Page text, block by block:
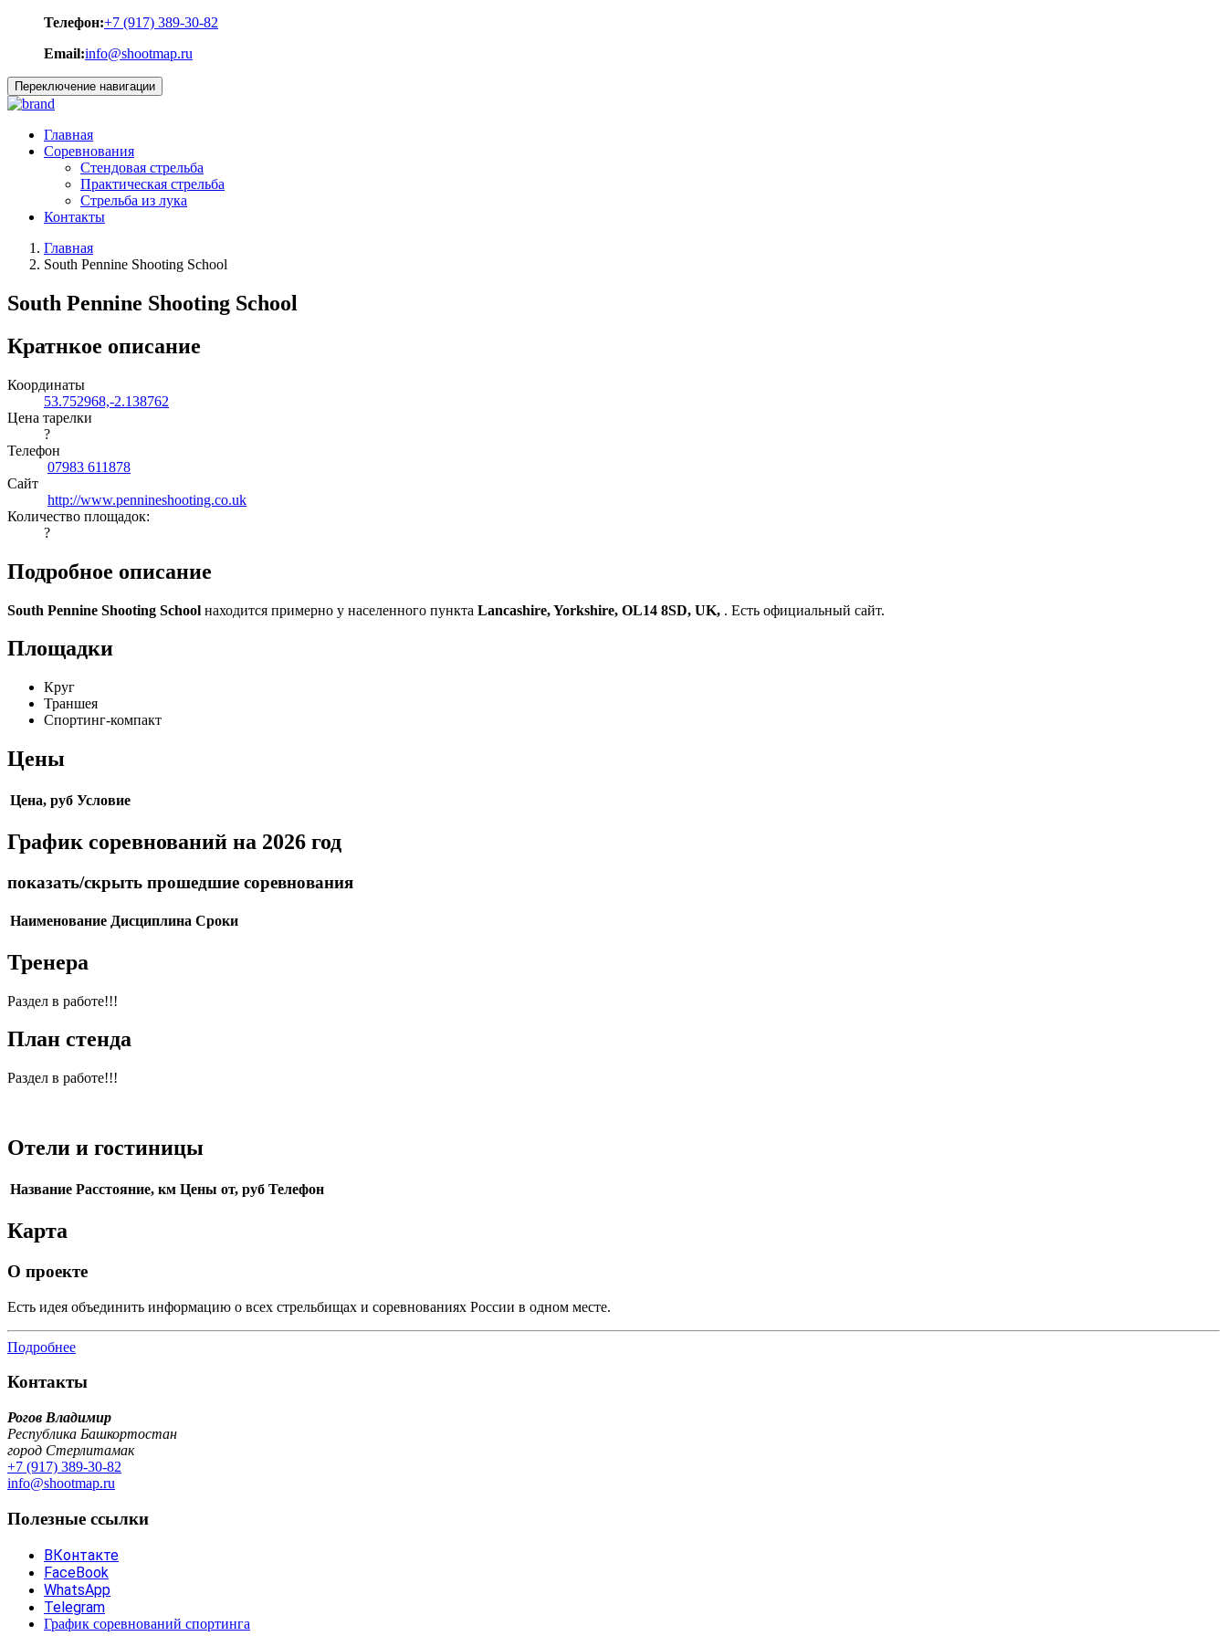
Телефон:+7 (917) 389-30-82
Email:info@shootmap.ru
Переключение навигации
Главная
Соревнования
Стендовая стрельба
Практическая стрельба
Стрельба из лука
Контакты
Главная
South Pennine Shooting School
South Pennine Shooting School
Кратнкое описание
Координаты
53.752968,-2.138762
Цена тарелки
?
Телефон
07983 611878
Сайт
http://www.pennineshooting.co.uk
Количество площадок:
?
Подробное описание
South Pennine Shooting School находится примерно у населенного пункта Lancashire, Yorkshire, OL14 8SD, UK, . Есть официальный сайт.
Площадки
Круг
Траншея
Спортинг-компакт
Цены
Цена, руб Условие
График соревнований на 2026 год
показать/скрыть прошедшие соревнования
Наименование Дисциплина Сроки
Тренера
Раздел в работе!!!
План стенда
Раздел в работе!!!
Отели и гостиницы
Название Расстояние, км Цены от, руб Телефон
Карта
О проекте
Есть идея объединить информацию о всех стрельбищах и соревнованиях России в одном месте.
Подробнее
Контакты
Рогов Владимир
Республика Башкортостан
город Стерлитамак
+7 (917) 389-30-82
info@shootmap.ru
Полезные ссылки
ВКонтакте
FaceBook
WhatsApp
Telegram
График соревнований спортинга